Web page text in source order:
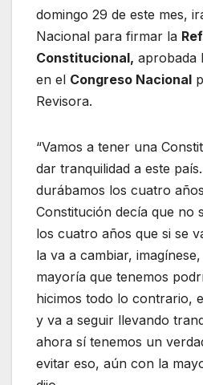
domingo 29 de este mes,
Nacional para firmar la
Constitucional, aprobada
en el Congreso Nacional
Revisora.
“Vamos a tener una
dar tranquilidad a este
durábamos los cuatro
Constitución decía que no
los cuatro años que si se
la va a cambiar,
mayoría que tenemos
hicimos todo lo contrario,
y va a seguir llevando
ahora sí tenemos un
evitar eso, aún con la